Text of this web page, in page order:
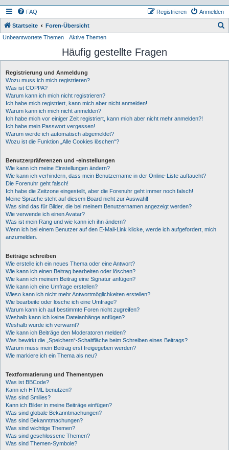
FAQ Anmelden
Registrieren
Startseite Foren-Übersicht
h
Unbeantwortete Themen Aktive Themen
Häufig gestellte Fragen
Registrierung und Anmeldung
Wozu muss ich mich registrieren?
Was ist COPPA?
Warum kann ich mich nicht registrieren?
Ich habe mich registriert, kann mich aber nicht anmelden!
Warum kann ich mich nicht anmelden?
Ich habe mich vor einiger Zeit registriert, kann mich aber nicht mehr anmelden?!
Ich habe mein Passwort vergessen!
Warum werde ich automatisch abgemeldet?
Wozu ist die Funktion „Alle Cookies löschen“?
Benutzerpräferenzen und -einstellungen
Wie kann ich meine Einstellungen ändern?
Wie kann ich verhindern, dass mein Benutzername in der Online-Liste auftaucht?
Die Forenuhr geht falsch!
Ich habe die Zeitzone eingestellt, aber die Forenuhr geht immer noch falsch!
Meine Sprache steht auf diesem Board nicht zur Auswahl!
Was sind das für Bilder, die bei meinem Benutzernamen angezeigt werden?
Wie verwende ich einen Avatar?
Was ist mein Rang und wie kann ich ihn ändern?
Wenn ich bei einem Benutzer auf den E-Mail-Link klicke, werde ich aufgefordert, mich
anzumelden.
Beiträge schreiben
Wie erstelle ich ein neues Thema oder eine Antwort?
Wie kann ich einen Beitrag bearbeiten oder löschen?
Wie kann ich meinem Beitrag eine Signatur anfügen?
Wie kann ich eine Umfrage erstellen?
Wieso kann ich nicht mehr Antwortmöglichkeiten erstellen?
Wie bearbeite oder lösche ich eine Umfrage?
Warum kann ich auf bestimmte Foren nicht zugreifen?
Weshalb kann ich keine Dateianhänge anfügen?
Weshalb wurde ich verwarnt?
Wie kann ich Beiträge den Moderatoren melden?
Was bewirkt die „Speichern“-Schaltfläche beim Schreiben eines Beitrags?
Warum muss mein Beitrag erst freigegeben werden?
Wie markiere ich ein Thema als neu?
Textformatierung und Thementypen
Was ist BBCode?
Kann ich HTML benutzen?
Was sind Smilies?
Kann ich Bilder in meine Beiträge einfügen?
Was sind globale Bekanntmachungen?
Was sind Bekanntmachungen?
Was sind wichtige Themen?
Was sind geschlossene Themen?
Was sind Themen-Symbole?